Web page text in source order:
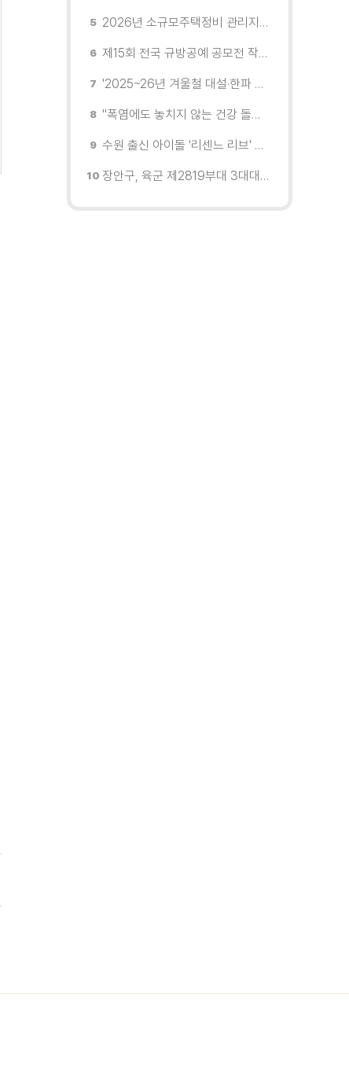
2026년 소규모주택정비 관리지역(새빛타운) 후보지 공모
제15회 전국 규방공예 공모전 작품 8월 10~12일 접수
'2025~26년 겨울철 대설·한파 종합평가'에서 대설 대응 부분 최우수지자체 선정
"폭염에도 놓치지 않는 건강 돌봄" 팔달구보건소 취약계층 안부 살핀다
수원 출신 아이돌 '리센느 리브' 추천! 직접 따라가 본 수원 필수 코스
장안구, 육군 제2819부대 3대대로부터 감사장 받아